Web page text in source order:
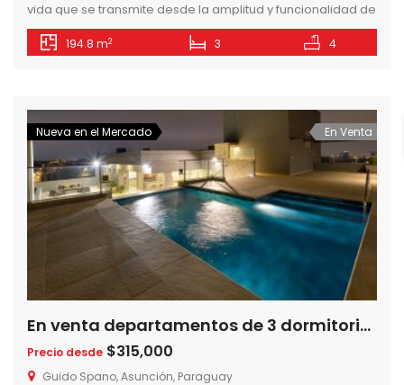
vida que se transmite desde la amplitud y funcionalidad de
sus espacios. La habitación master cuenta con su propio
vestidor, mientras que las junior cuentan con placares
amoblada y […]
194.8 m2 3 4
Nueva en el Mercado En Venta
En venta departamentos de 3 dormitorios en Torre Guido Spano, Barrio Herrera, Asuncion-Paraguay
Precio desde $315,000
Guido Spano, Asunción, Paraguay